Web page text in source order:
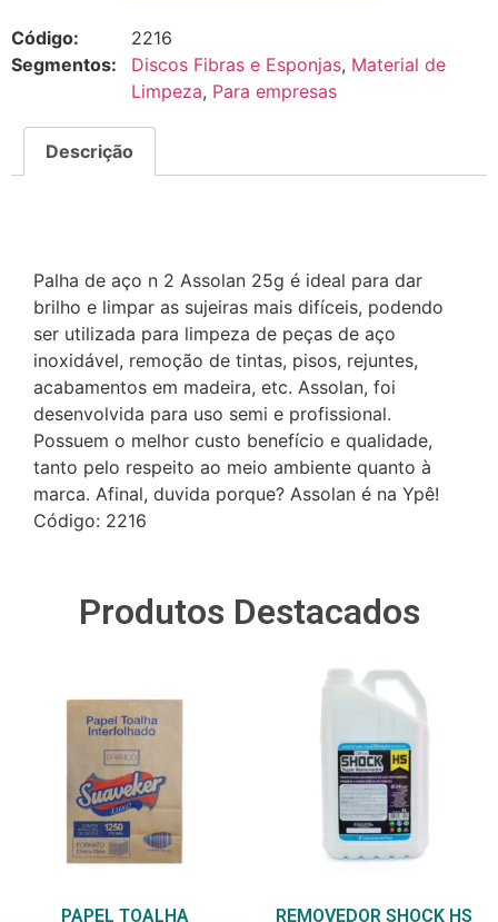
Código:
2216
Segmentos:
Discos Fibras e Esponjas, Material de
Limpeza, Para empresas
Descrição
Palha de aço n 2 Assolan 25g é ideal para dar
brilho e limpar as sujeiras mais difíceis, podendo
ser utilizada para limpeza de peças de aço
inoxidável, remoção de tintas, pisos, rejuntes,
acabamentos em madeira, etc. Assolan, foi
desenvolvida para uso semi e profissional.
Possuem o melhor custo benefício e qualidade,
tanto pelo respeito ao meio ambiente quanto à
marca. Afinal, duvida porque? Assolan é na Ypê!
Código: 2216
Produtos Destacados
PAPEL TOALHA
REMOVEDOR SHOCK HS